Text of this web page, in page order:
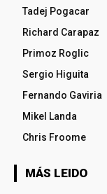
Tadej Pogacar
Richard Carapaz
Primoz Roglic
Sergio Higuita
Fernando Gaviria
Mikel Landa
Chris Froome
MÁS LEIDO